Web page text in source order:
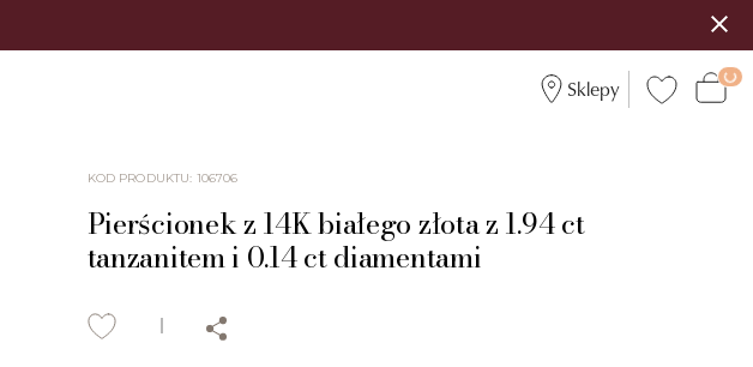
Sklepy
KOD PRODUKTU: 106706
Pierścionek z 14K białego złota z 1.94 ct
tanzanitem i 0.14 ct diamentami